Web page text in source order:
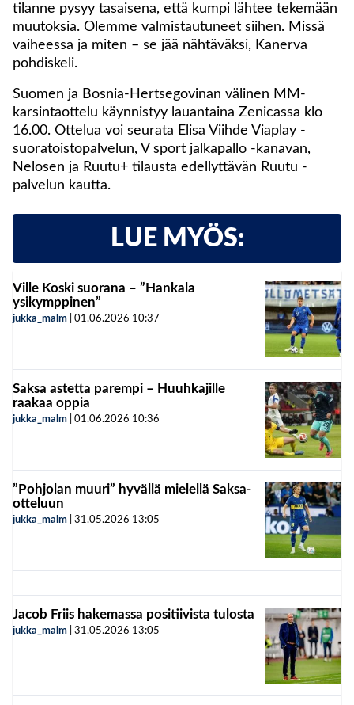
tilanne pysyy tasaisena, että kumpi lähtee tekemään
muutoksia. Olemme valmistautuneet siihen. Missä
vaiheessa ja miten – se jää nähtäväksi, Kanerva
pohdiskeli.
Suomen ja Bosnia-Hertsegovinan välinen MM-
karsintaottelu käynnistyy lauantaina Zenicassa klo
16.00. Ottelua voi seurata Elisa Viihde Viaplay -
suoratoistopalvelun, V sport jalkapallo -kanavan,
Nelosen ja Ruutu+ tilausta edellyttävän Ruutu -
palvelun kautta.
LUE MYÖS:
Ville Koski suorana – ”Hankala
ysikymppinen”
jukka_malm 01.06.2026 10:37
Saksa astetta parempi – Huuhkajille
raakaa oppia
jukka_malm 01.06.2026 10:36
”Pohjolan muuri” hyvällä mielellä Saksa-
otteluun
jukka_malm 31.05.2026 13:05
Jacob Friis hakemassa positiivista tulosta
jukka_malm 31.05.2026 13:05